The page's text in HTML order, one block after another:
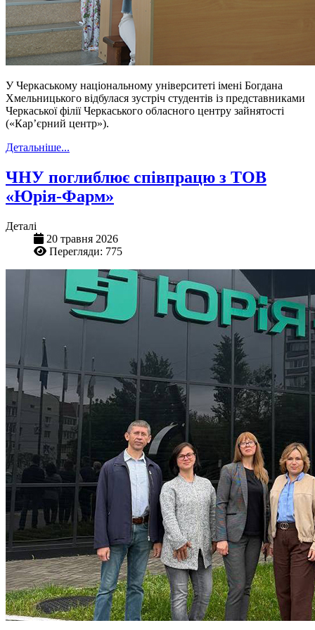
У Черкаському національному університеті імені Богдана
Хмельницького відбулася зустріч студентів із представниками
Черкаської філії Черкаського обласного центру зайнятості
(«Кар’єрний центр»).
Детальніше...
ЧНУ поглиблює співпрацю з ТОВ
«Юрія-Фарм»
Деталі
20 травня 2026
Перегляди: 775